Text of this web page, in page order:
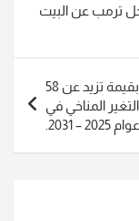
ترمب عن البيت
وزارة البيئة: الحكومة اقرت تمويل مشاريع بقيمة تزيد عن 58
المناخي في
– 2031.